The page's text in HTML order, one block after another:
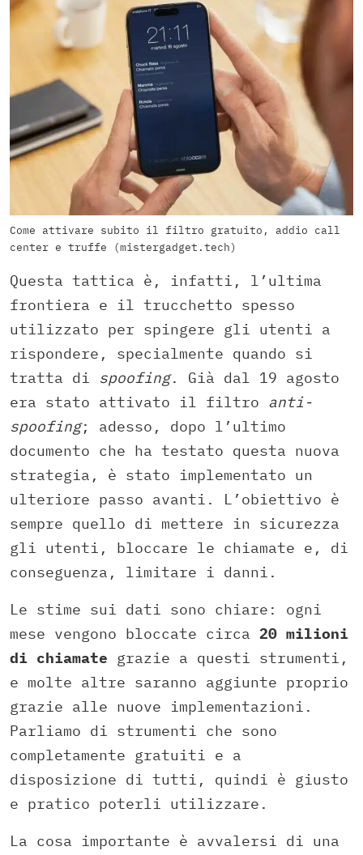
Come attivare subito il filtro gratuito, addio call
center e truffe (mistergadget.tech)
Questa tattica è, infatti, l’ultima
frontiera e il trucchetto spesso
utilizzato per spingere gli utenti a
rispondere, specialmente quando si
tratta di spoofing. Già dal 19 agosto
era stato attivato il filtro anti-
spoofing; adesso, dopo l’ultimo
documento che ha testato questa nuova
strategia, è stato implementato un
ulteriore passo avanti. L’obiettivo è
sempre quello di mettere in sicurezza
gli utenti, bloccare le chiamate e, di
conseguenza, limitare i danni.
Le stime sui dati sono chiare: ogni
mese vengono bloccate circa 20 milioni
di chiamate grazie a questi strumenti,
e molte altre saranno aggiunte proprio
grazie alle nuove implementazioni.
Parliamo di strumenti che sono
completamente gratuiti e a
disposizione di tutti, quindi è giusto
e pratico poterli utilizzare.
La cosa importante è avvalersi di una